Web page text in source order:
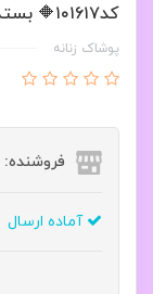
کد۱۰۱۶۱۷🔶 بسته 6 تایی سایز 2XL
پوشاک زنانه
آماده ارسال